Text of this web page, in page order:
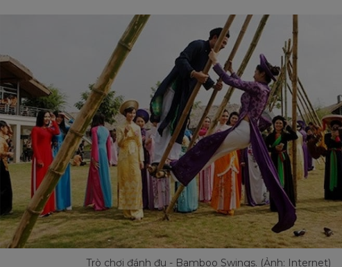
Trò chơi đánh đu - Bamboo Swings. (Ảnh: Internet)